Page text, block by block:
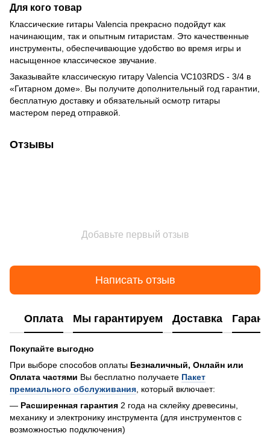
Для кого товар
Классические гитары Valencia прекрасно подойдут как
начинающим, так и опытным гитаристам. Это качественные
инструменты, обеспечивающие удобство во время игры и
насыщенное классическое звучание.
Заказывайте классическую гитару Valencia VC103RDS - 3/4 в
«Гитарном доме». Вы получите дополнительный год гарантии,
бесплатную доставку и обязательный осмотр гитары
мастером перед отправкой.
Отзывы
Добавьте первый отзыв
Написать отзыв
Оплата Мы гарантируем Доставка
Покупайте выгодно
При выборе способов оплаты Безналичный, Онлайн или
Оплата частями Вы бесплатно получаете Пакет
премиального обслуживания, который включает:
— Расширенная гарантия 2 года на склейку древесины,
механику и электронику инструмента (для инструментов с
возможностью подключения)